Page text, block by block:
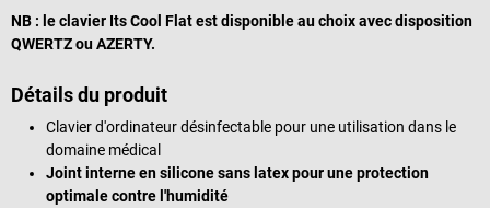
NB : le clavier Its Cool Flat est disponible au choix avec disposition
QWERTZ ou AZERTY.
Détails du produit
Clavier d'ordinateur désinfectable pour une utilisation dans le
domaine médical
Joint interne en silicone sans latex pour une protection
optimale contre l'humidité